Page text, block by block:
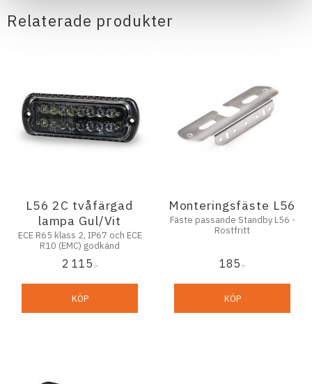
Relaterade produkter
L56 2C tvåfärgad
lampa Gul/Vit
ECE R65 klass 2, IP67 och ECE
R10 (EMC) godkänd
2 115 :-
KÖP
Monteringsfäste L56
Fäste passande Standby L56 -
Rostfritt
185 :-
KÖP